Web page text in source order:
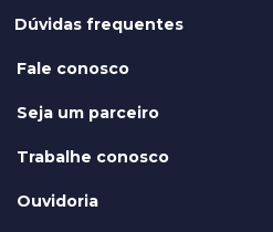
Dúvidas frequentes
Fale conosco
Seja um parceiro
Trabalhe conosco
Ouvidoria